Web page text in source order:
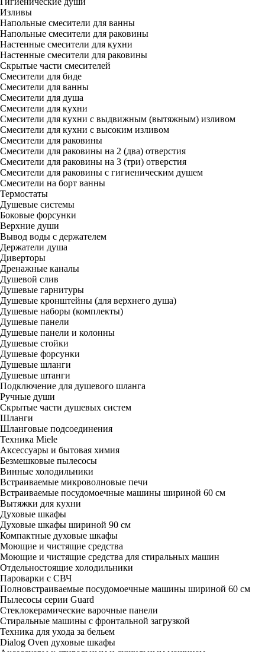
Изливы
Напольные смесители для ванны
Напольные смесители для раковины
Настенные смесители для кухни
Настенные смесители для раковины
Скрытые части смесителей
Смесители для биде
Смесители для ванны
Смесители для душа
Смесители для кухни
Смесители для кухни с выдвижным (вытяжным) изливом
Смесители для кухни с высоким изливом
Смесители для раковины
Смесители для раковины на 2 (два) отверстия
Смесители для раковины на 3 (три) отверстия
Смесители для раковины с гигиеническим душем
Смесители на борт ванны
Термостаты
Душевые системы
Боковые форсунки
Верхние души
Вывод воды с держателем
Держатели душа
Диверторы
Дренажные каналы
Душевой слив
Душевые гарнитуры
Душевые кронштейны (для верхнего душа)
Душевые наборы (комплекты)
Душевые панели
Душевые панели и колонны
Душевые стойки
Душевые форсунки
Душевые шланги
Душевые штанги
Подключение для душевого шланга
Ручные души
Скрытые части душевых систем
Шланги
Шланговые подсоединения
Техника Miele
Аксессуары и бытовая химия
Безмешковые пылесосы
Винные холодильники
Встраиваемые микроволновые печи
Встраиваемые посудомоечные машины шириной 60 см
Вытяжки для кухни
Духовые шкафы
Духовые шкафы шириной 90 см
Компактные духовые шкафы
Моющие и чистящие средства
Моющие и чистящие средства для стиральных машин
Отдельностоящие холодильники
Пароварки с СВЧ
Полновстраиваемые посудомоечные машины шириной 60 см
Пылесосы серии Guard
Стеклокерамические варочные панели
Стиральные машины с фронтальной загрузкой
Техника для ухода за бельем
Dialog Oven духовые шкафы